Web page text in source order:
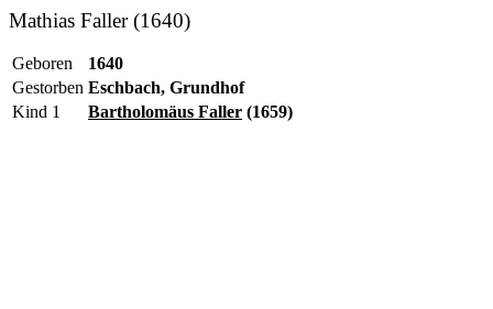
Mathias Faller (1640)
Geboren
1640
Gestorben Eschbach, Grundhof
Kind 1
Bartholomäus Faller (1659)